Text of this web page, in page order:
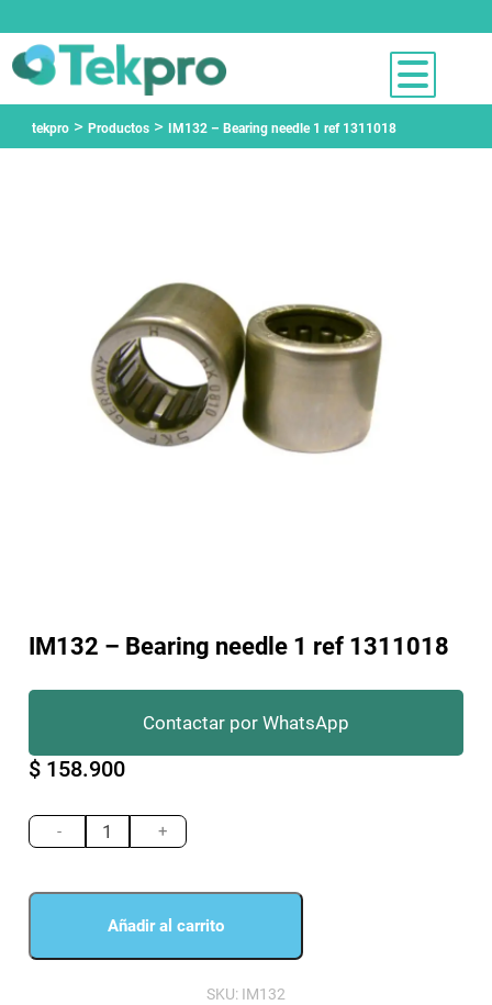
tekpro> Productos> IM132 – Bearing needle 1 ref 1311018
IM132 – Bearing needle 1 ref 1311018
$ 158.900
-
-
Bearing
1
cantidad
+
Añadir al carrito
Contactar por WhatsApp
SKU: IM132